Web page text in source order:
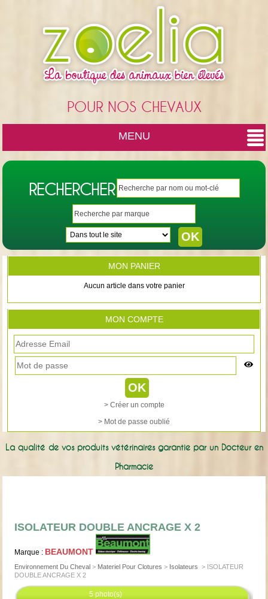
POUR NOS CHEVAUX
MENU
RECHERCHER
MON PANIER
Aucun article dans votre panier
MON COMPTE
> Créer un compte
> Mot de passe oublié
La qualité de vos produits vétérinaires garantie par un Docteur en
Pharmacie
ISOLATEUR DOUBLE ANCRAGE X 2
Marque : BEAUMONT
Environnement Du Cheval > Materiel Pour Clotures > Isolateurs > ISOLATEUR
DOUBLE ANCRAGE X 2
5 photo(s)